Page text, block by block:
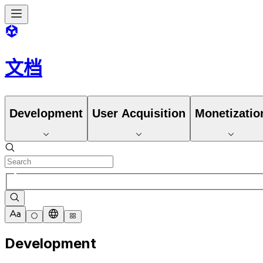
文档
Development User Acquisition
Development